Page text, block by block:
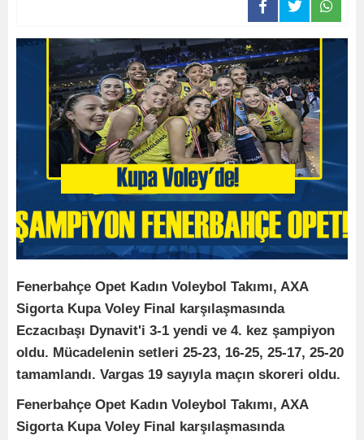
Fenerbahçe Opet Kadın Voleybol Takımı, AXA
Sigorta Kupa Voley Final karşılaşmasında
Eczacıbaşı Dynavit'i 3-1 yendi ve 4. kez şampiyon
oldu. Mücadelenin setleri 25-23, 16-25, 25-17, 25-20
tamamlandı. Vargas 19 sayıyla maçın skoreri oldu.
Fenerbahçe Opet Kadın Voleybol Takımı, AXA
Sigorta Kupa Voley Final karşılaşmasında